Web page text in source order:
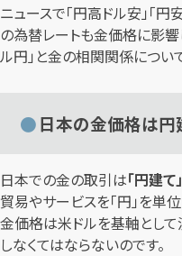
ニュースで「円高ドル安」「円
の為替レートも金価格に影響
ル円」と金の相関関係につい
日本の金価格は円
日本での金の取引は「円建て」
貿易やサービスを「円」を単
金価格は米ドルを基軸とし
しなくてはならないのです。